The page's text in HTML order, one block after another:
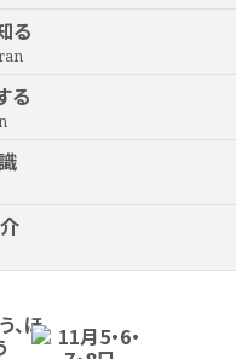
る
る